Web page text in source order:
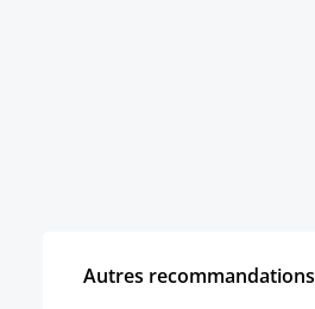
Autres recommandations